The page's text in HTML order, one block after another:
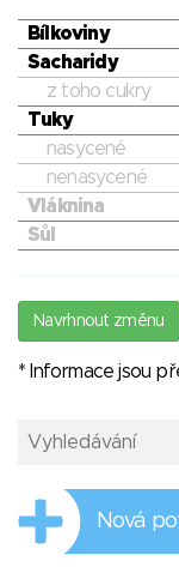
Bílkoviny
Sacharidy
z toho cukry
Tuky
nasycené
nenasycené
Vláknina
Sůl
Navrhnout změnu
* Informace jsou
Nová